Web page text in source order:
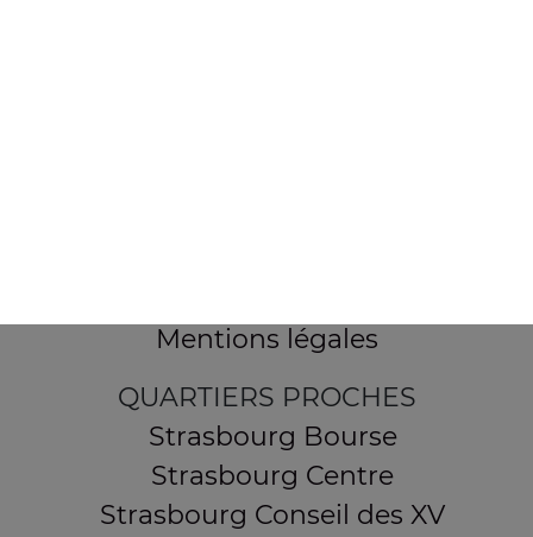
Mentions légales
QUARTIERS PROCHES
Strasbourg Bourse
Strasbourg Centre
Strasbourg Conseil des XV